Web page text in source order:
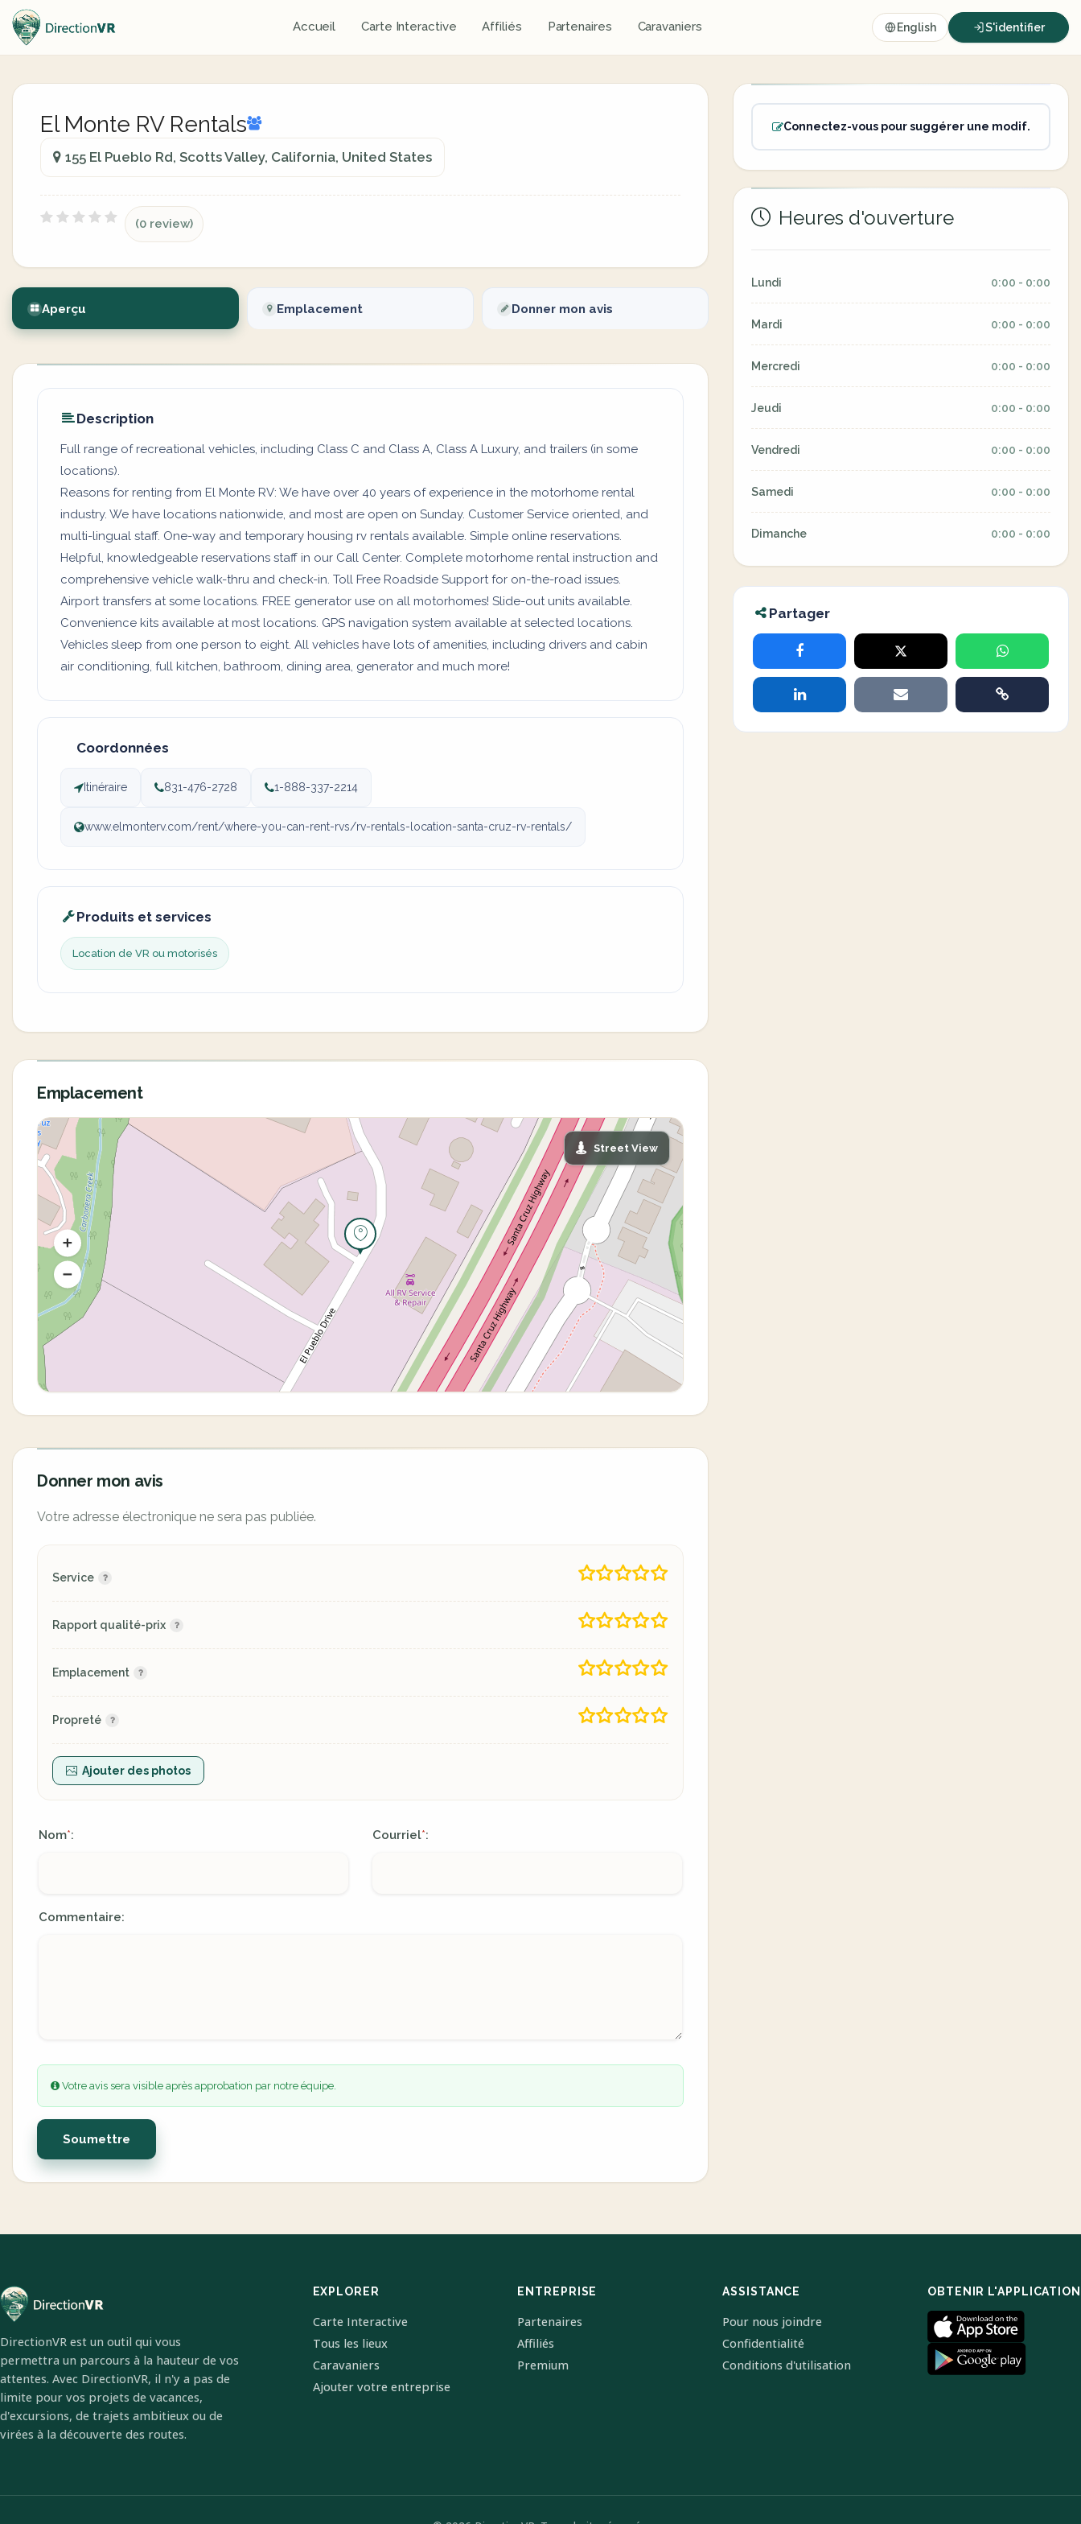
Accueil Carte Interactive Affiliés Partenaires Caravaniers English S'identifier
El Monte RV Rentals
155 El Pueblo Rd, Scotts Valley, California, United States
(0 review)
Aperçu Emplacement Donner mon avis
Description
Full range of recreational vehicles, including Class C and Class A, Class A Luxury, and trailers (in some
locations).
Reasons for renting from El Monte RV: We have over 40 years of experience in the motorhome rental
industry. We have locations nationwide, and most are open on Sunday. Customer Service oriented, and
multi-lingual staff. One-way and temporary housing rv rentals available. Simple online reservations.
Helpful, knowledgeable reservations staff in our Call Center. Complete motorhome rental instruction and
comprehensive vehicle walk-thru and check-in. Toll Free Roadside Support for on-the-road issues.
Airport transfers at some locations. FREE generator use on all motorhomes! Slide-out units available.
Convenience kits available at most locations. GPS navigation system available at selected locations.
Vehicles sleep from one person to eight. All vehicles have lots of amenities, including drivers and cabin
air conditioning, full kitchen, bathroom, dining area, generator and much more!
Coordonnées
Itinéraire 831-476-2728 1-888-337-2214
www.elmonterv.com/rent/where-you-can-rent-rvs/rv-rentals-location-santa-cruz-rv-rentals/
Produits et services
Location de VR ou motorisés
Emplacement
Street View
Donner mon avis
Votre adresse électronique ne sera pas publiée.
Service
Rapport qualité-prix
Emplacement
Propreté
Ajouter des photos
Nom*: Courriel*:
Commentaire:
Votre avis sera visible après approbation par notre équipe.
Soumettre
Connectez-vous pour suggérer une modif.
Heures d'ouverture
Lundi 0:00 - 0:00
Mardi 0:00 - 0:00
Mercredi 0:00 - 0:00
Jeudi 0:00 - 0:00
Vendredi 0:00 - 0:00
Samedi 0:00 - 0:00
Dimanche 0:00 - 0:00
Partager
DirectionVR est un outil qui vous
permettra un parcours à la hauteur de vos
attentes. Avec DirectionVR, il n'y a pas de
limite pour vos projets de vacances,
d'excursions, de trajets ambitieux ou de
virées à la découverte des routes.
EXPLORER
Carte Interactive
Tous les lieux
Caravaniers
Ajouter votre entreprise
ENTREPRISE
Partenaires
Affiliés
Premium
ASSISTANCE
Pour nous joindre
Confidentialité
Conditions d'utilisation
OBTENIR L'APPLICATION